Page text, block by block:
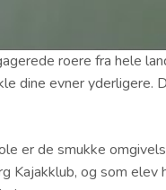
roere fra hele
dine evner yderligere.
er de smukke
og som